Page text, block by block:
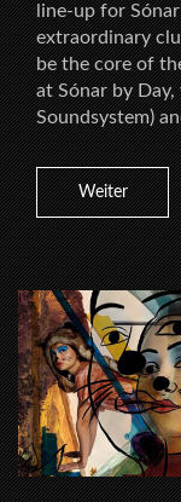
line-up for Sónar
extraordinary
be the core of
at Sónar by
Soundsystem)
Weiter